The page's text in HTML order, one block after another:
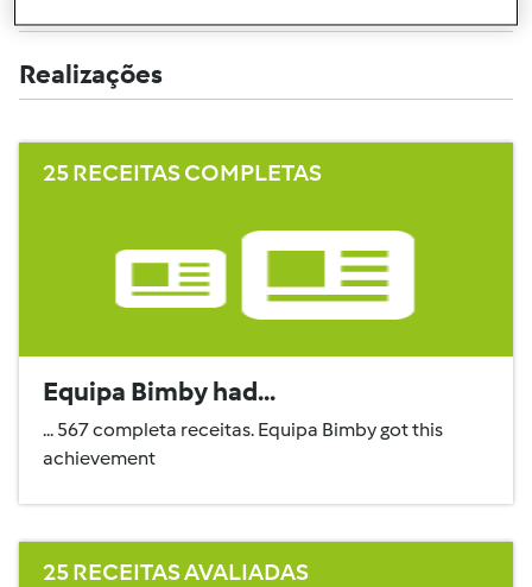
Realizações
25 RECEITAS COMPLETAS
Equipa Bimby had...
... 567 completa receitas. Equipa Bimby got this
achievement
25 RECEITAS AVALIADAS